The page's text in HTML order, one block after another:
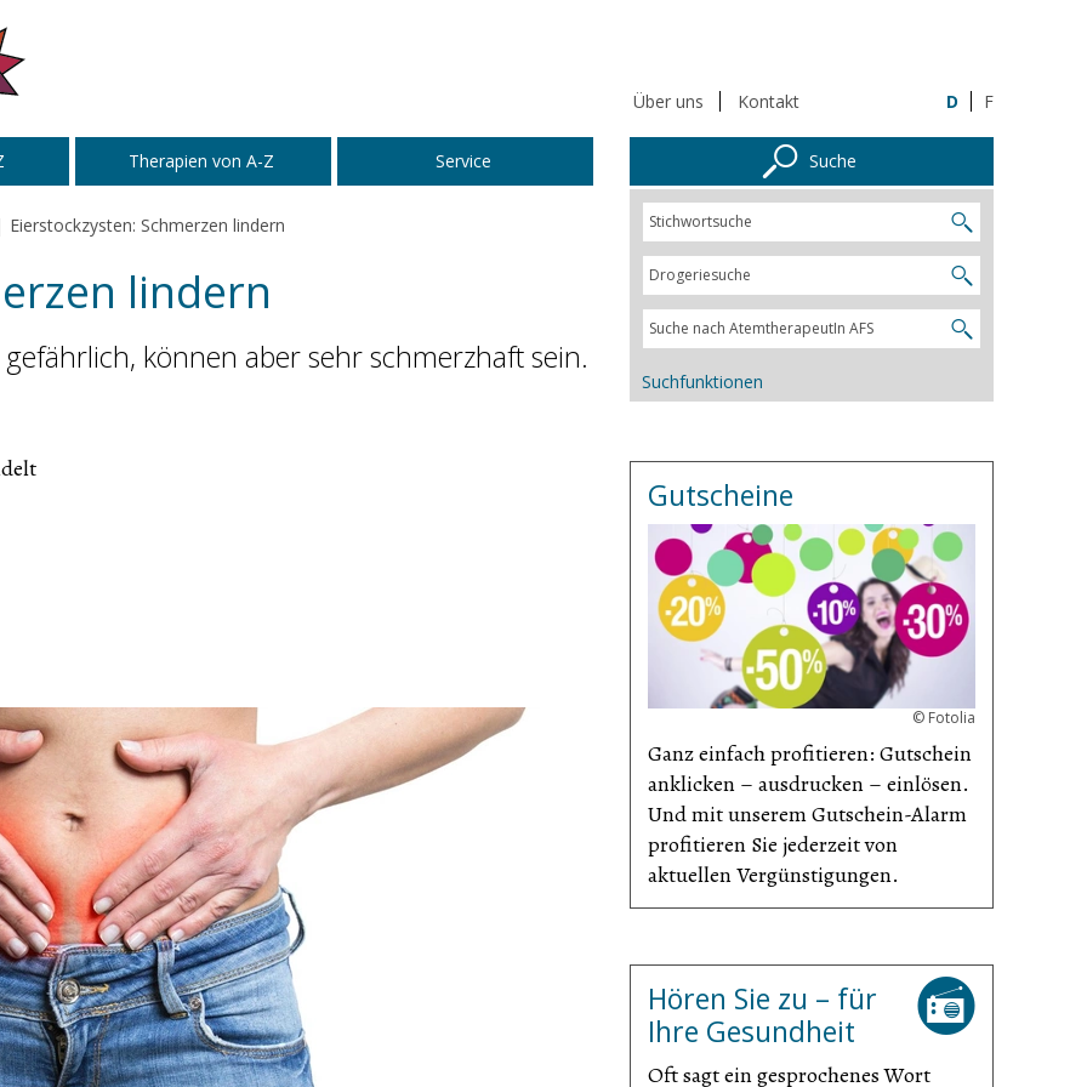
Über uns Kontakt D F
Therapien von A-Z Service
Eierstockzysten: Schmerzen lindern
lindern
können aber sehr schmerzhaft sein.
Suche
Suchfunktionen
Gutscheine
© Fotolia
Ganz einfach profitieren: Gutschein
anklicken – ausdrucken – einlösen.
Und mit unserem Gutschein-Alarm
profitieren Sie jederzeit von
aktuellen Vergünsti­gungen.
Hören Sie zu – für
Ihre Gesundheit
Oft sagt ein gesprochenes Wort